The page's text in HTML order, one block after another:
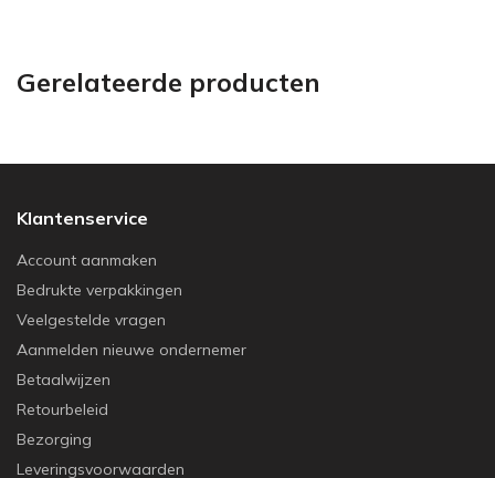
Gerelateerde producten
Klantenservice
Account aanmaken
Bedrukte verpakkingen
Veelgestelde vragen
Aanmelden nieuwe ondernemer
Betaalwijzen
Retourbeleid
Bezorging
Leveringsvoorwaarden